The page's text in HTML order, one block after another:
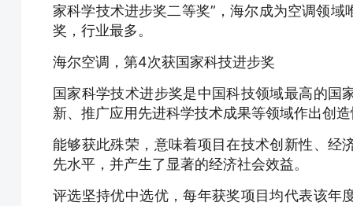
家科学技术进步奖二等奖”，海尔成为空调领
奖，行业最多。
海尔空调，第4次获国家科技进步奖
国家科学技术进步奖是中国科技领域最高的国
新、推广应用先进科学技术成果等领域作出创
能够获此殊荣，意味着项目在技术创新性、经
先水平，并产生了显著的经济社会效益。
评选坚持优中选优，每年获奖项目均代表该年